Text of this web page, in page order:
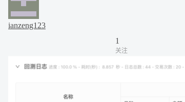
ianzeng123
1
关注